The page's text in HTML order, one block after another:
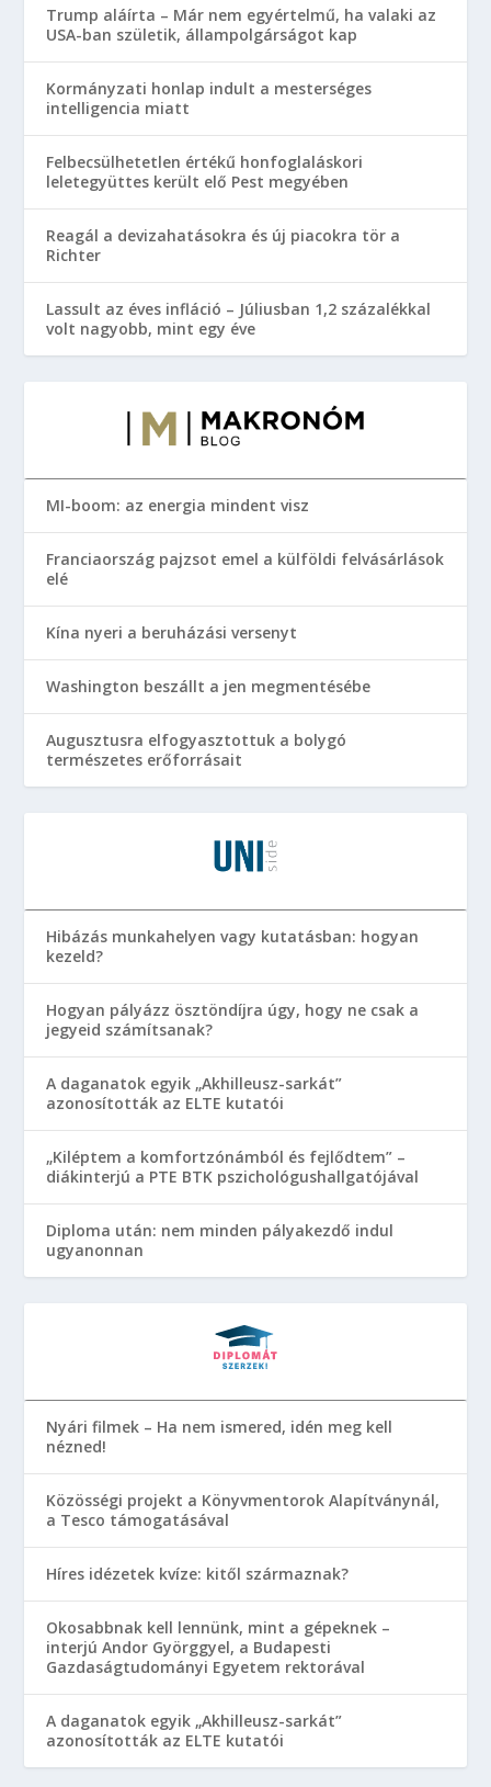
Trump aláírta – Már nem egyértelmű, ha valaki az
USA-ban születik, állampolgárságot kap
Kormányzati honlap indult a mesterséges
intelligencia miatt
Felbecsülhetetlen értékű honfoglaláskori
leletegyüttes került elő Pest megyében
Reagál a devizahatásokra és új piacokra tör a
Richter
Lassult az éves infláció – Júliusban 1,2 százalékkal
volt nagyobb, mint egy éve
MI-boom: az energia mindent visz
Franciaország pajzsot emel a külföldi felvásárlások
elé
Kína nyeri a beruházási versenyt
Washington beszállt a jen megmentésébe
Augusztusra elfogyasztottuk a bolygó
természetes erőforrásait
Hibázás munkahelyen vagy kutatásban: hogyan
kezeld?
Hogyan pályázz ösztöndíjra úgy, hogy ne csak a
jegyeid számítsanak?
A daganatok egyik „Akhilleusz-sarkát”
azonosították az ELTE kutatói
„Kiléptem a komfortzónámból és fejlődtem” –
diákinterjú a PTE BTK pszichológushallgatójával
Diploma után: nem minden pályakezdő indul
ugyanonnan
Nyári filmek – Ha nem ismered, idén meg kell
nézned!
Közösségi projekt a Könyvmentorok Alapítványnál,
a Tesco támogatásával
Híres idézetek kvíze: kitől származnak?
Okosabbnak kell lennünk, mint a gépeknek –
interjú Andor Györggyel, a Budapesti
Gazdaságtudományi Egyetem rektorával
A daganatok egyik „Akhilleusz-sarkát”
azonosították az ELTE kutatói